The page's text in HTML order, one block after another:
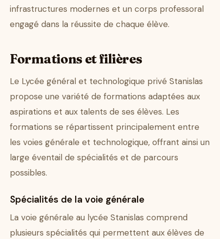
infrastructures modernes et un corps professoral
engagé dans la réussite de chaque élève.
Formations et filières
Le Lycée général et technologique privé Stanislas
propose une variété de formations adaptées aux
aspirations et aux talents de ses élèves. Les
formations se répartissent principalement entre
les voies générale et technologique, offrant ainsi un
large éventail de spécialités et de parcours
possibles.
Spécialités de la voie générale
La voie générale au lycée Stanislas comprend
plusieurs spécialités qui permettent aux élèves de